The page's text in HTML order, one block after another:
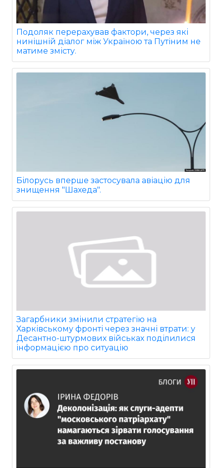
Подоляк перерахував фактори, через які
нинішній діалог між Україною та Путіним не
матиме змісту.
Білорусь вперше застосувала авіацію для
знищення "Шахеда".
Загарбники змінили стратегію на
Харківському фронті через значні втрати: у
Десантно-штурмових військах поділилися
інформацією про ситуацію